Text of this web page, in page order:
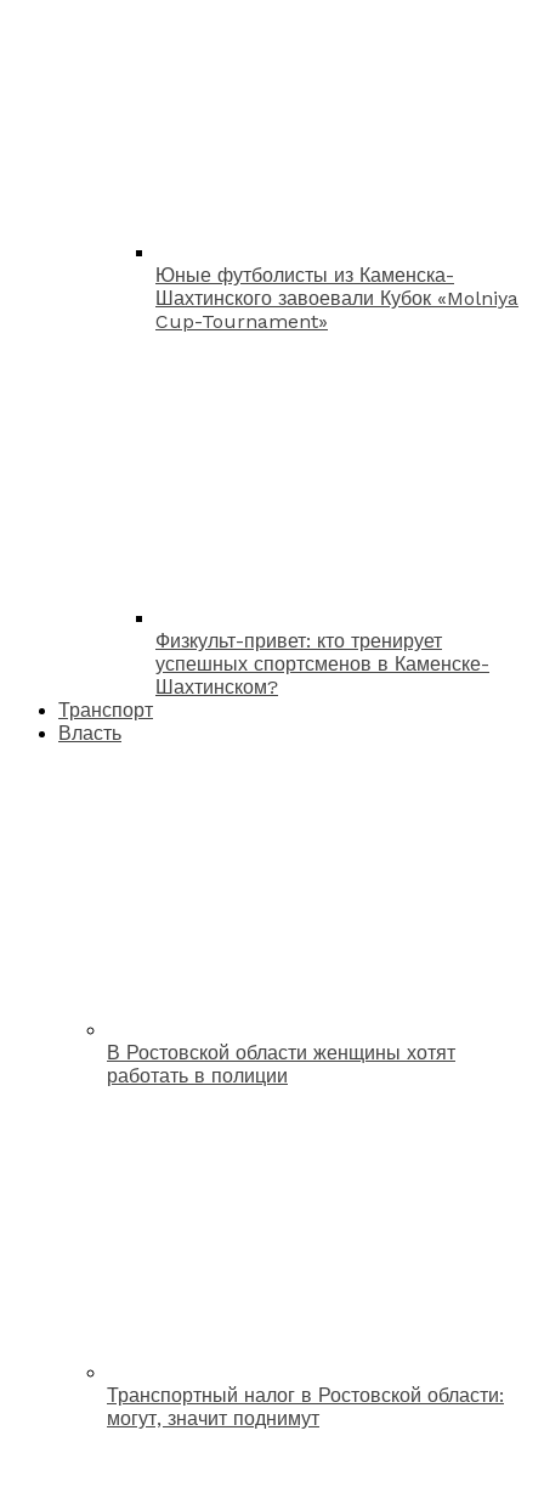
Юные футболисты из Каменска-
Шахтинского завоевали Кубок «Molniya
Cup-Tournament»
Физкульт-привет: кто тренирует
успешных спортсменов в Каменске-
Шахтинском?
Транспорт
Власть
В Ростовской области женщины хотят
работать в полиции
Транспортный налог в Ростовской области:
могут, значит поднимут